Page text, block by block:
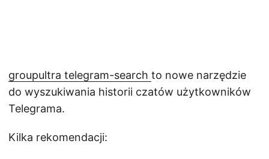
groupultra telegram-search to nowe narzędzie
do wyszukiwania historii czatów użytkowników
Telegrama.
Kilka rekomendacji: